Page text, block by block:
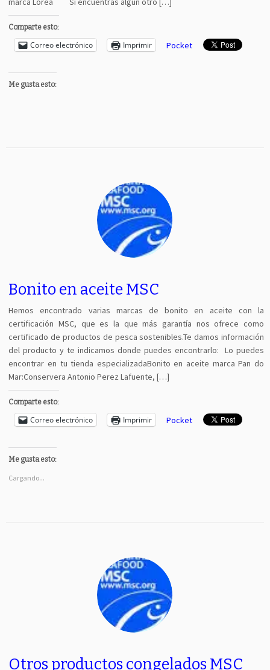
Comparte esto:
Correo electrónico Imprimir Pocket
Me gusta esto:
Bonito en aceite MSC
Hemos encontrado varias marcas de bonito en aceite con la
certificación MSC, que es la que más garantía nos ofrece como
certificado de productos de pesca sostenibles.Te damos información
del producto y te indicamos donde puedes encontrarlo: Lo puedes
encontrar en tu tienda especializadaBonito en aceite marca Pan do
Mar:Conservera Antonio Perez Lafuente, […]
Comparte esto:
Correo electrónico Imprimir Pocket
Me gusta esto:
Cargando...
Otros productos congelados MSC